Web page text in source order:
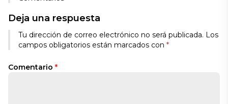
Deja una respuesta
Tu dirección de correo electrónico no será publicada. Los
campos obligatorios están marcados con *
Comentario *